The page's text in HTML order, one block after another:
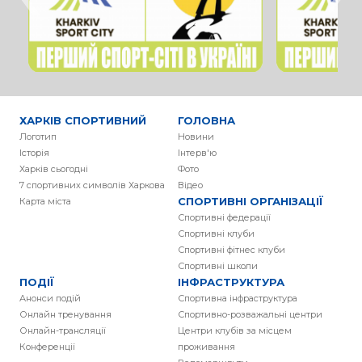
ХАРКІВ СПОРТИВНИЙ
Логотип
Історія
Харків сьогодні
7 спортивних символів Харкова
Карта міста
ГОЛОВНА
Новини
Інтерв'ю
Фото
Вiдео
СПОРТИВНІ ОРГАНІЗАЦІЇ
Спортивні федерації
Спортивні клуби
Спортивні фітнес клуби
Спортивні школи
ПОДІЇ
Анонси подій
Онлайн тренування
Онлайн-трансляції
Конференції
ІНФРАСТРУКТУРА
Спортивна інфраструктура
Спортивно-розважальні центри
Центри клубів за місцем
проживання